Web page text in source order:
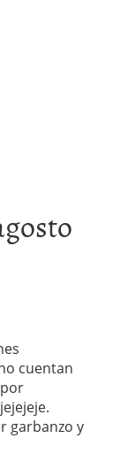
cuentan
garbanzo y